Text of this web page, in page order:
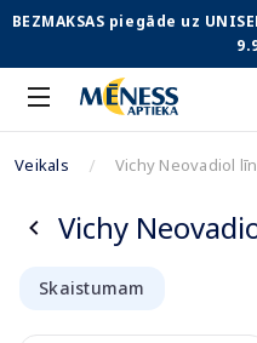
BEZMAKSAS piegāde uz
Veikals Vichy Neovadiol
Vichy
Skaistumam